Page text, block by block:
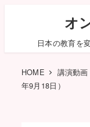
オ
日本の教育を
HOME 講演動画
年9月18日）